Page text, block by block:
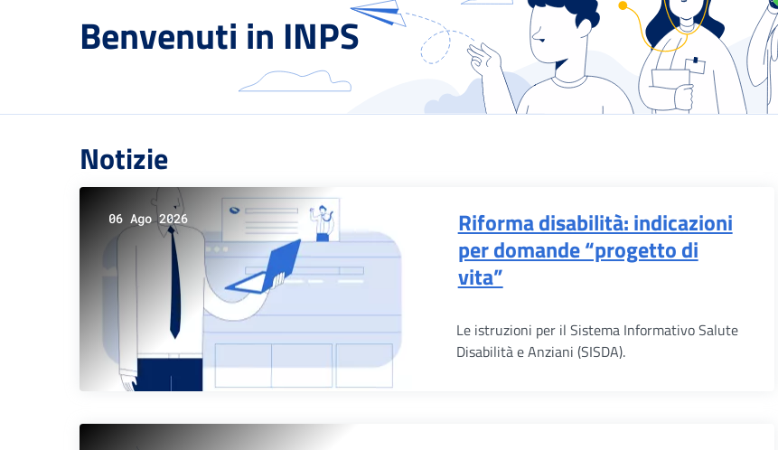
Benvenuti in INPS
Notizie
06 Ago 2026
Riforma disabilità: indicazioni
per domande “progetto di
vita”
Le istruzioni per il Sistema Informativo Salute
Disabilità e Anziani (SISDA).